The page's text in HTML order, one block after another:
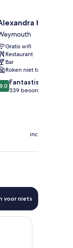
Hotel
Gratis wifi
Restaurant
Bar
Roken niet toegestaan
Fantastisch
339 beoordelingen
inclusief
voor niets